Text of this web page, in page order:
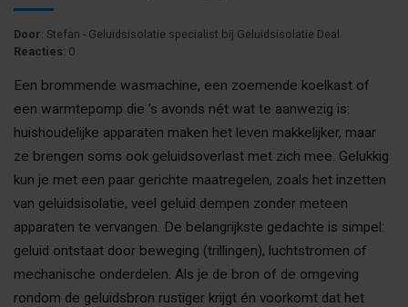
Door: Stefan - Geluidsisolatie specialist bij Geluidsisolatie Deal
Reacties: 0
Een brommende wasmachine, een zoemende koelkast of
een warmtepomp die ’s avonds nét wat te aanwezig is:
huishoudelijke apparaten maken het leven makkelijker, maar
ze brengen soms ook geluidsoverlast met zich mee. Gelukkig
kun je met een paar gerichte maatregelen, zoals het inzetten
van geluidsisolatie, veel geluid dempen zonder meteen
apparaten te vervangen. De belangrijkste gedachte is simpel:
geluid ontstaat door beweging (trillingen), luchtstromen of
mechanische onderdelen. Als je de bron of de omgeving
rondom de geluidsbron rustiger krijgt én voorkomt dat het